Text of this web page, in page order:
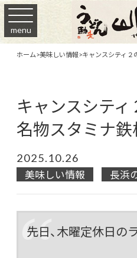
menu
ホーム>美味しい情報>キャンスシティ２
キャンスシティ
名物スタミナ鉄
2025.10.26
美味しい情報 長浜
先日、木曜定休日の